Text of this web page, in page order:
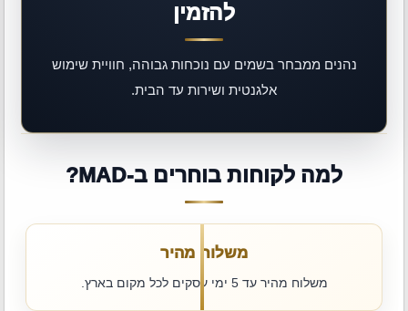
להזמין
נהנים ממבחר בשמים עם נוכחות גבוהה, חוויית שימוש
אלגנטית ושירות עד הבית.
למה לקוחות בוחרים ב-MAD?
משלוח מהיר
משלוח מהיר עד 5 ימי עסקים לכל מקום בארץ.